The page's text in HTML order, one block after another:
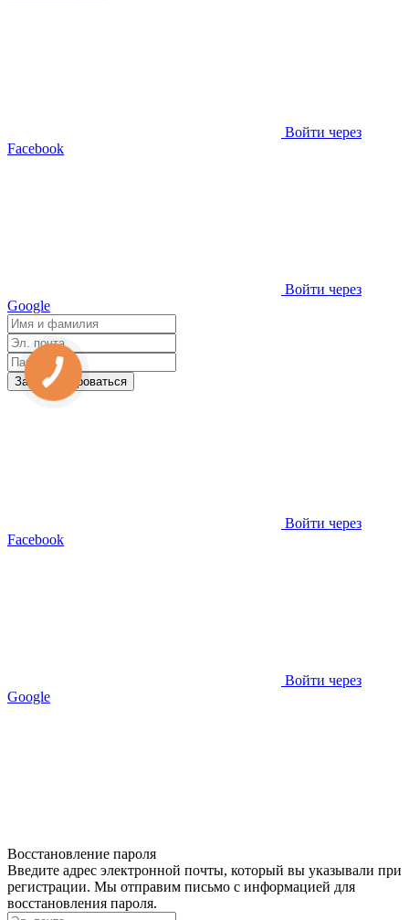
Войти через
Facebook
Войти через
Google
Зарегистрироваться
Войти через
Facebook
Войти через
Google
Восстановление пароля
Введите адрес электронной почты, который вы указывали при
регистрации. Мы отправим письмо с информацией для
восстановления пароля.